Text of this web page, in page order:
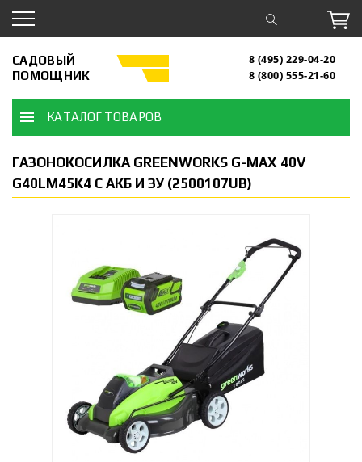
САДОВЫЙ
ПОМОЩНИК
8 (495) 229-04-20
8 (800) 555-21-60
КАТАЛОГ ТОВАРОВ
ГАЗОНОКОСИЛКА GREENWORKS G-MAX 40V
G40LM45K4 С АКБ И ЗУ (2500107UB)